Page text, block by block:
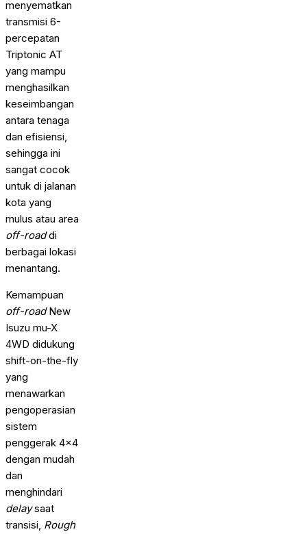
menyematkan
transmisi 6-
percepatan
Triptonic AT
yang mampu
menghasilkan
keseimbangan
antara tenaga
dan efisiensi,
sehingga ini
sangat cocok
untuk di jalanan
kota yang
mulus atau area
off-roaddi
berbagai lokasi
menantang.
Kemampuan
off-roadNew
Isuzu mu-X
4WD didukung
shift-on-the-fly
yang
menawarkan
pengoperasian
sistem
penggerak 4×4
dengan mudah
dan
menghindari
delaysaat
transisi, Rough